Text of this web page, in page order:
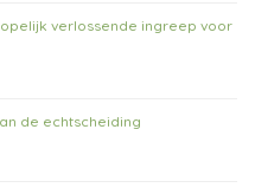
verlossende ingreep voor
de echtscheiding